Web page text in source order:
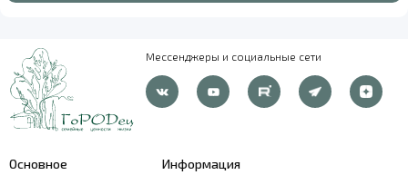
Мессенджеры и социальные сети
Основное
Информация